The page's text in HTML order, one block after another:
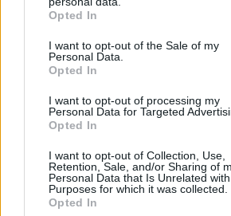
grant or deny consent to Google and its
use your data for below specified
consent section.
Opted In
I want to opt-out of the Sale of my
Personal Data.
Opted In
I want to opt-out of processing my
Personal Data for Targeted
Opted In
I want to opt-out of Collection, Use,
Retention, Sale, and/or Sharing of
Personal Data that Is Unrelated
Purposes for which it was collected.
Opted In
08.08.2026, 22:23
4χρονος σε πισίνα beach bar, βούτηξε
ο μπάρμαν για να τον σώσει